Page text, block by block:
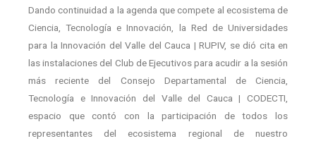
Dando continuidad a la agenda que compete al ecosistema de
Ciencia, Tecnología e Innovación, la Red de Universidades
para la Innovación del Valle del Cauca | RUPIV, se dió cita en
las instalaciones del Club de Ejecutivos para acudir a la sesión
más reciente del Consejo Departamental de Ciencia,
Tecnología e Innovación del Valle del Cauca | CODECTI,
espacio que contó con la participación de todos los
representantes del ecosistema regional de nuestro